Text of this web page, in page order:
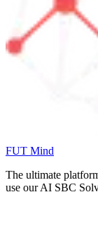
FUT Mind
The ultimate
use our AI SBC